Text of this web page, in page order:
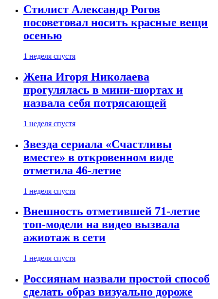
Стилист Александр Рогов
посоветовал носить красные вещи
осенью
1 неделя спустя
Жена Игоря Николаева
прогулялась в мини-шортах и
назвала себя потрясающей
1 неделя спустя
Звезда сериала «Счастливы
вместе» в откровенном виде
отметила 46-летие
1 неделя спустя
Внешность отметившей 71-летие
топ-модели на видео вызвала
ажиотаж в сети
1 неделя спустя
Россиянам назвали простой способ
сделать образ визуально дороже